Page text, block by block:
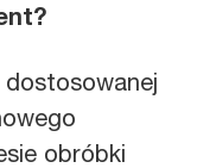
dostosowanej
obróbki